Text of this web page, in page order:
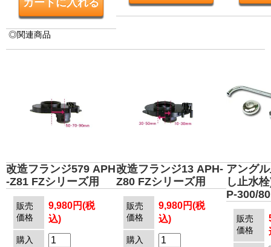
◎関連商品
改造フランジ579 APH
-Z81 FZシリーズ用
販売
価格
9,980円(税
込)
購入
改造フランジ13 APH-
Z80 FZシリーズ用
販売
価格
9,980円(税
込)
購入
アング
し止水
P-300/80
販売
価格